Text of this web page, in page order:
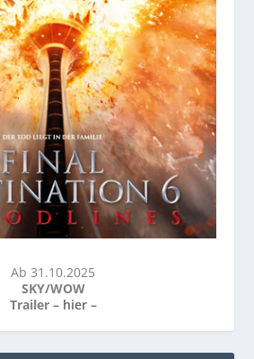
Ab 31.10.2025
SKY/WOW
Trailer – hier –